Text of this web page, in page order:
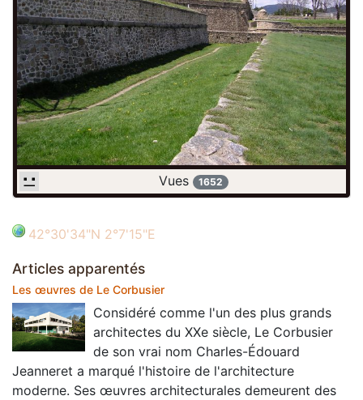
Vues 1652
42°30'34"N 2°7'15"E
Articles apparentés
Les œuvres de Le Corbusier
Considéré comme l'un des plus grands
architectes du XXe siècle, Le Corbusier
de son vrai nom Charles-Édouard
Jeanneret a marqué l'histoire de l'architecture
moderne. Ses œuvres architecturales demeurent des